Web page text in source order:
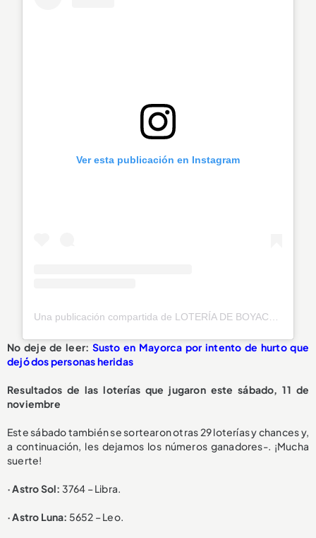
Ver esta publicación en Instagram
Una publicación compartida de LOTERÍA DE BOYACÁ (@loteriadeboyacaoficial)
No deje de leer: Susto en Mayorca por intento de hurto que
dejó dos personas heridas
Resultados de las loterías que jugaron este sábado, 11 de
noviembre
Este sábado también se sortearon otras 29 loterías y chances y,
a continuación, les dejamos los números ganadores-. ¡Mucha
suerte!
· Astro Sol: 3764 – Libra.
· Astro Luna: 5652 – Leo.